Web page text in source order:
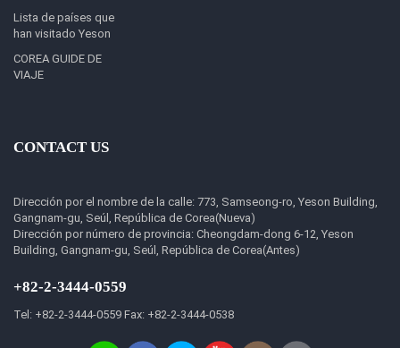
Lista de países que
han visitado Yeson
COREA GUIDE DE
VIAJE
CONTACT US
Dirección por el nombre de la calle: 773, Samseong-ro, Yeson Building,
Gangnam-gu, Seúl, República de Corea(Nueva)
Dirección por número de provincia: Cheongdam-dong 6-12, Yeson
Building, Gangnam-gu, Seúl, República de Corea(Antes)
+82-2-3444-0559
Tel: +82-2-3444-0559 Fax: +82-2-3444-0538